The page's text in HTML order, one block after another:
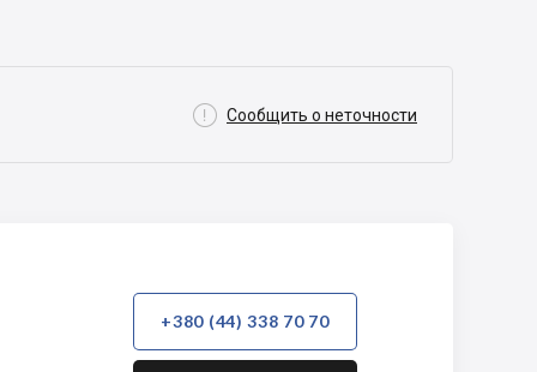
 Сообщить о неточности
+380 (44) 338 70 70